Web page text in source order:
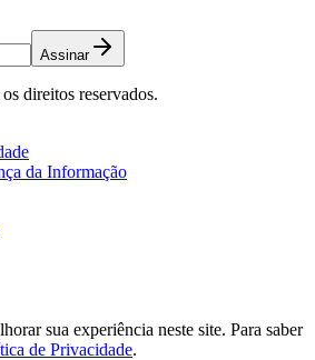
Assinar
direitos reservados.
da Informação
sua experiência neste site. Para saber
de Privacidade.